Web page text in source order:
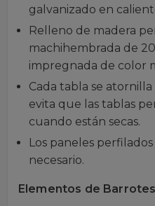
galvanizado en
Relleno de madera
machihembrada de
impregnada de color
Cada tabla se
evita que las tablas
cuando están secas.
Los paneles
necesario.
Elementos de